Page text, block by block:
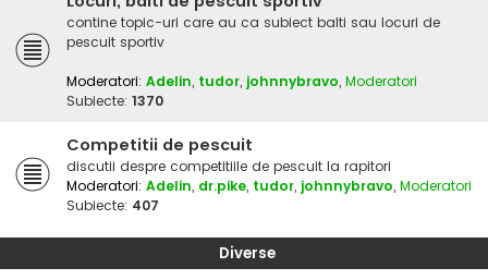
contine topic-uri care au ca subiect balti sau locuri de
pescuit sportiv
Moderatori: Adelin, tudor, johnnybravo, Moderatori
Subiecte: 1370
Competitii de pescuit
discutii despre competitiile de pescuit la rapitori
Moderatori: Adelin, dr.pike, tudor, johnnybravo, Moderatori
Subiecte: 407
Diverse